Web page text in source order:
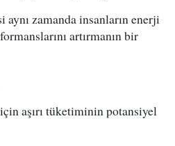
zamanda insanların enerji
artırmanın bir
aşırı tüketiminin potansiyel